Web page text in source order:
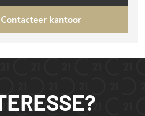
Contacteer kantoor